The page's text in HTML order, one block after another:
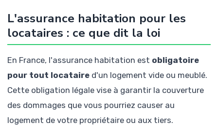
L'assurance habitation pour les
locataires : ce que dit la loi
En France, l'assurance habitation est obligatoire
pour tout locataire d'un logement vide ou meublé.
Cette obligation légale vise à garantir la couverture
des dommages que vous pourriez causer au
logement de votre propriétaire ou aux tiers.